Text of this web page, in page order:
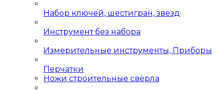
Набор ключей, шестигран, звезд
Инструмент без набора
Измерительные инструменты, Приборы
Перчатки
Ножи строительные свёрла